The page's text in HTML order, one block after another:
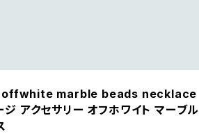
marble beads necklace
ジ アクセサリー オフホワイト マーブル